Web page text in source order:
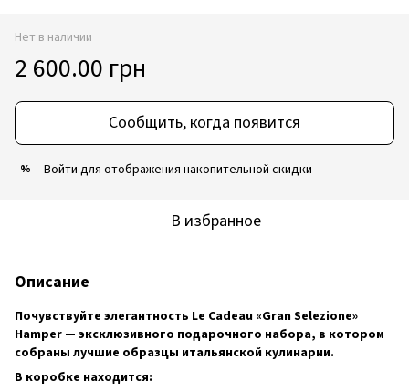
Нет в наличии
2 600.00 грн
Сообщить, когда появится
% Войти для отображения накопительной скидки
В избранное
Описание
Почувствуйте элегантность Le Cadeau «Gran Selezione»
Hamper — эксклюзивного подарочного набора, в котором
собраны лучшие образцы итальянской кулинарии.
В коробке находится: